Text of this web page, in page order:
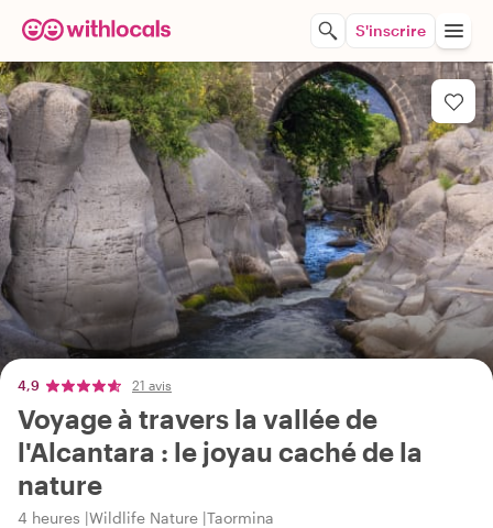
S'inscrire
4,9 21 avis
Voyage à travers la vallée de
l'Alcantara : le joyau caché de la
nature
4 heures Wildlife Nature Taormina